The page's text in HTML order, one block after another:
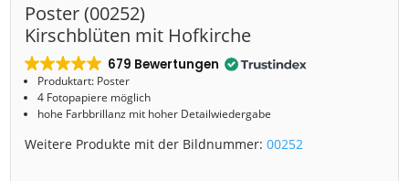
Poster (00252)
Kirschblüten mit Hofkirche
679 Bewertungen
Produktart: Poster
4 Fotopapiere möglich
hohe Farbbrillanz mit hoher Detailwiedergabe
Weitere Produkte mit der Bildnummer:00252